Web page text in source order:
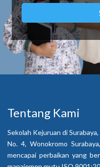
Tentang Kami
Sekolah Kejuruan di
No. 4, Wonokromo
mencapai perbaikan yang